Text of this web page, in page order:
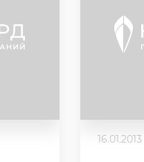
16.01.2013